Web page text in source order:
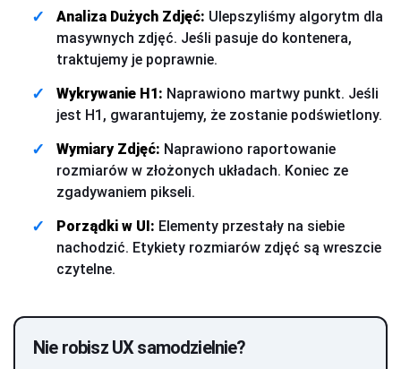
Analiza Dużych Zdjęć: Ulepszyliśmy algorytm dla
masywnych zdjęć. Jeśli pasuje do kontenera,
traktujemy je poprawnie.
Wykrywanie H1: Naprawiono martwy punkt. Jeśli
jest H1, gwarantujemy, że zostanie podświetlony.
Wymiary Zdjęć: Naprawiono raportowanie
rozmiarów w złożonych układach. Koniec ze
zgadywaniem pikseli.
Porządki w UI: Elementy przestały na siebie
nachodzić. Etykiety rozmiarów zdjęć są wreszcie
czytelne.
Nie robisz UX samodzielnie?